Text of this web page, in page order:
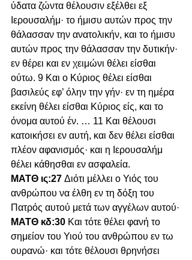
ύδατα ζώντα θέλουσιν εξέλθει εξ
Ιερουσαλήμ· το ήμισυ αυτών προς την
θάλασσαν την ανατολικήν, και το ήμισυ
αυτών προς την θάλασσαν την δυτικήν·
εν θέρει και εν χειμώνι θέλει είσθαι
ούτω. 9 Και ο Κύριος θέλει είσθαι
βασιλεύς εφ’ όλην την γήν· εν τη ημέρα
εκείνη θέλει είσθαι Κύριος είς, και το
όνομα αυτού έν. … 11 Και θέλουσι
κατοικήσει εν αυτή, και δεν θέλει είσθαι
πλέον αφανισμός· και η Ιερουσαλήμ
θέλει κάθησθαι εν ασφαλεία.
ΜΑΤΘ ις:27 Διότι μέλλει ο Υιός του
ανθρώπου να έλθη εν τη δόξη του
Πατρός αυτού μετά των αγγέλων αυτού·
ΜΑΤΘ κδ:30 Και τότε θέλει φανή το
σημείον του Υιού του ανθρώπου εν τω
ουρανώ· και τότε θέλουσι θρηνήσει